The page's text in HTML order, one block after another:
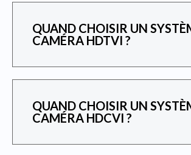
QUAND CHOISIR UN
CAMÉRA HDTVI ?
QUAND CHOISIR UN
CAMÉRA HDCVI ?